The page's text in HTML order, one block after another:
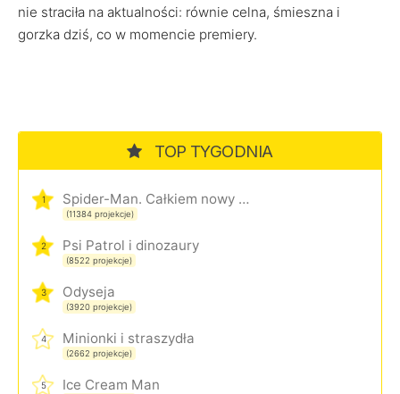
nie straciła na aktualności: równie celna, śmieszna i
gorzka dziś, co w momencie premiery.
TOP TYGODNIA
1 Spider-Man. Całkiem nowy dzień
(11384 projekcje)
2 Psi Patrol i dinozaury
(8522 projekcje)
3 Odyseja
(3920 projekcje)
4 Minionki i straszydła
(2662 projekcje)
5 Ice Cream Man